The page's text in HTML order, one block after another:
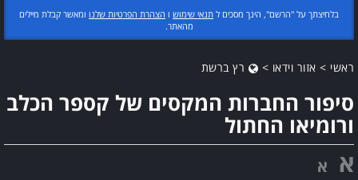
בלחיצתך על "הרשם", הינך מסכים ל תנאי שימוש ו הצהרת הפרטיות שלנו ומאשר קבלת מיילים
מהאתר.
ראשי > אזור וידאו > רץ ברשת
סיפור החברות המקסים של קספר הכלב
ורומיאו החתול
א א